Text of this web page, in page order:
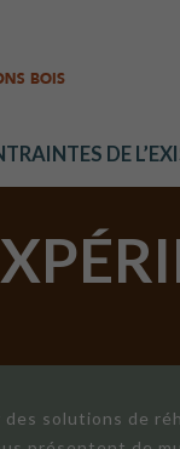
DE
solutions de